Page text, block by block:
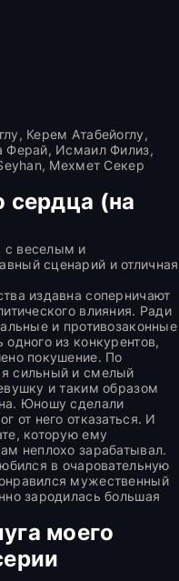
Керем Атабейоглу,
Ферай, Исмаил Филиз,
Мехмет Секер
сердца (на
с веселым и
сценарий и отличная
издавна соперничают
влияния. Ради
и противозаконные
из конкурентов,
покушение. По
сильный и смелый
и таким образом
Юношу сделали
от него отказаться. И
которую ему
неплохо зарабатывал.
в очаровательную
мужественный
зародилась большая
моего